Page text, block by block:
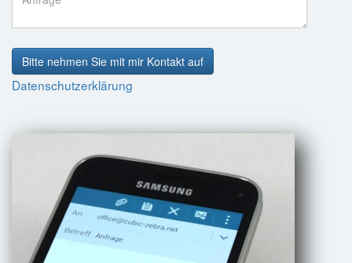
Bitte nehmen Sie mit mir Kontakt auf
Datenschutzerklärung